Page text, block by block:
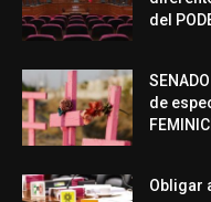
del
de
Obligar